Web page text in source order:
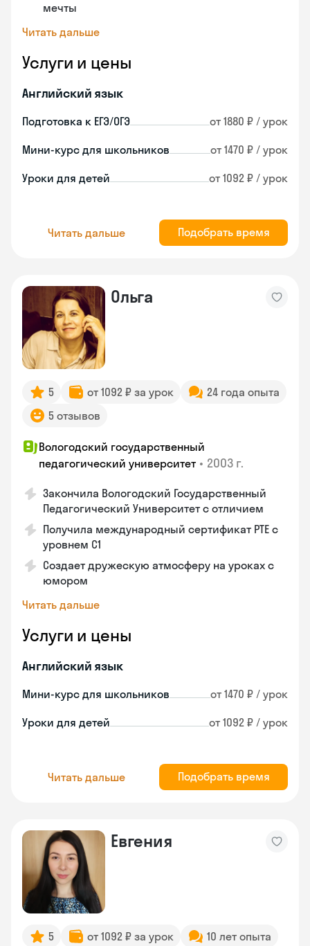
мечты
Читать дальше
Услуги и цены
Английский язык
Подготовка к ЕГЭ/ОГЭ от 1880 ₽ / урок
Мини-курс для школьников от 1470 ₽ / урок
Уроки для детей от 1092 ₽ / урок
Читать дальше Подобрать время
Ольга
5 от 1092 ₽ за урок
24 года опыта
5 отзывов
Вологодский государственный
педагогический университет • 2003 г.
Закончила Вологодский Государственный
Педагогический Университет с отличием
Получила международный сертификат PTE с
уровнем C1
Создает дружескую атмосферу на уроках с
юмором
Читать дальше
Услуги и цены
Английский язык
Мини-курс для школьников от 1470 ₽ / урок
Уроки для детей от 1092 ₽ / урок
Читать дальше Подобрать время
Евгения
5 от 1092 ₽ за урок
10 лет опыта